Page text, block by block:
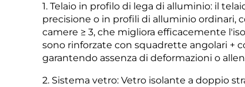
1. Telaio in profilo di lega di alluminio: il
precisione o in profili di alluminio
camere ≥ 3, che migliora efficacemente
sono rinforzate con squadrette angolari +
garantendo assenza di deformazioni o
2. Sistema vetro: Vetro isolante a doppio